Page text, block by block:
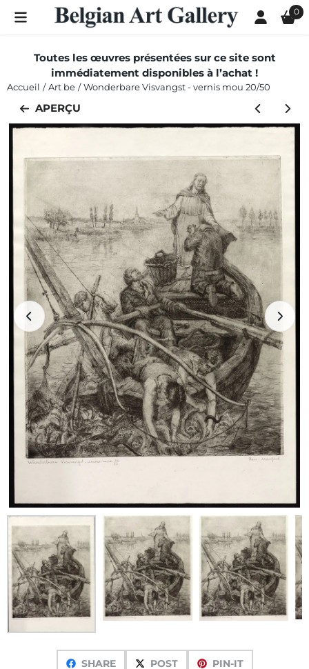
Les préférences de cookies sont actuellement fermées. 0
Toutes les œuvres présentées sur ce site sont
immédiatement disponibles à l’achat !
Accueil / Art be / Wonderbare Visvangst - vernis mou 20/50
APERÇU
SHARE POST PIN-IT